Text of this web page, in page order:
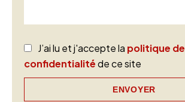
J’ai lu et j'accepte la politique de
confidentialitéde ce site
ENVOYER